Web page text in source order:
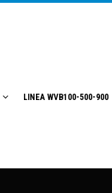
LINEA WVB100-500-900